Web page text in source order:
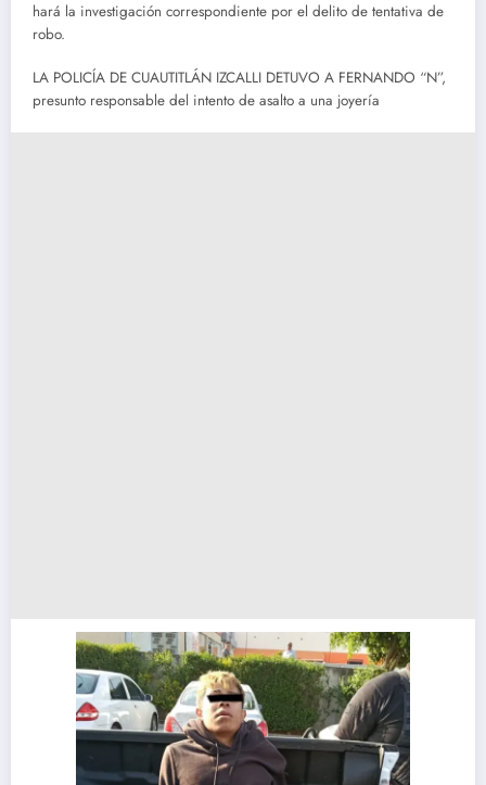
hará la investigación correspondiente por el delito de tentativa de
robo.
LA POLICÍA DE CUAUTITLÁN IZCALLI DETUVO A FERNANDO “N”,
presunto responsable del intento de asalto a una joyería